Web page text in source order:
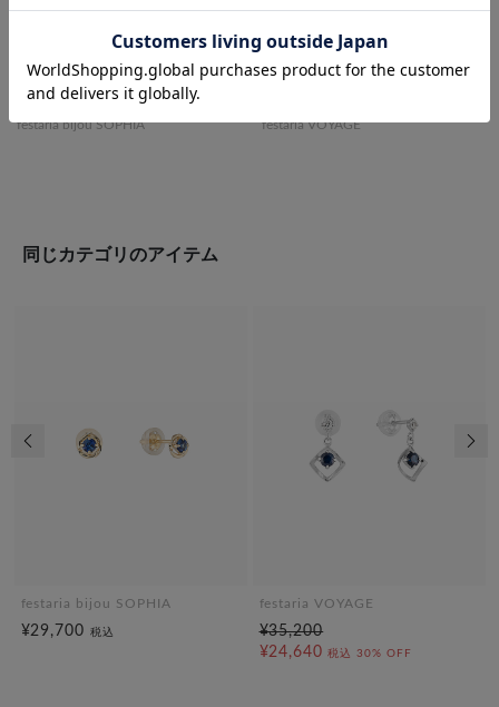
festaria bijou SOPHIA festaria VOYAGE
同じカテゴリのアイテム
festaria bijou SOPHIA
¥29,700税込
festaria VOYAGE
¥35,200
¥24,640 税込 30% OFF
前の画像